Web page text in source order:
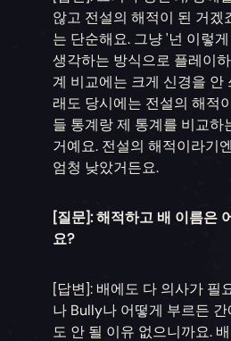
않고 전설의 해적이 된 거겠
는 단순해요. 그냥 '넌 이렇
생각하는 방식으로 플레이
계 비교에는 크게 신경을 안
래도 당시에는 전설의 해적
들 통계랑 제 통계를 비교하
거예요. 전설의 해적이라기
엄청 낮았거든요.
[질문]: 해적하고 배 이름은
요?
[답변]: 배에도 다 의사가 필
나 Bully나 어떻게 부르든
도 안 될 이유 없으니까요.